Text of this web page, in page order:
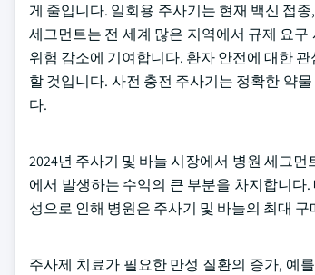
게 줄입니다. 일회용 주사기는 현재 백신 접
세그먼트는 전 세계 많은 지역에서 규제 요
위험 감소에 기여합니다. 환자 안전에 대한
할 것입니다. 사전 충전 주사기는 정확한 약
다.
2024년 주사기 및 바늘 시장에서 병원 세그
에서 발생하는 수익의 큰 부분을 차지합니
성으로 인해 병원은 주사기 및 바늘의 최대
주사제 치료가 필요한 만성 질환의 증가, 예